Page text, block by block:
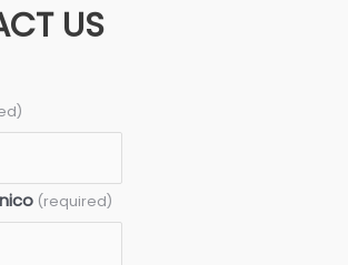
US
(required)